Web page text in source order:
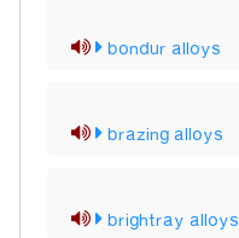
bondur alloys
brazing alloys
brightray alloys